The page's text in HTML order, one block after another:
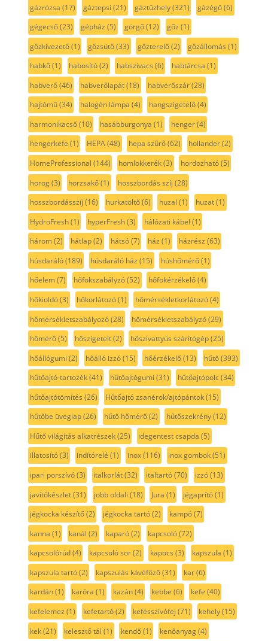
gázrózsa (17) gáztepsi (21) gáztűzhely(321) gázégő(6)
gégecső(23) gépház (5) görgő(12) gőz (1)
gőzkivezető(1) gőzsütő(33) gőzterelő(2) gőzállomás (1)
habkő(1) habosító(2) habszivacs (6) habtárcsa (1)
habverő(46) habverőlapát(18) habverőszár(28)
hajtómű(34) halogén lámpa (4) hangszigetelő(4)
harmonikacső(10) hasábburgonya (1) henger(4)
hengerkefe (1) HEPA(48) hepa szűrő(62) hollander(2)
HomeProfessional (144) homlokkerék(3) hordozható(5)
horog(3) horzsakő(1) hosszbordás szíj (28)
hosszbordásszíj (16) hurkatöltő(6) huzal (1) huzat(1)
HydroFresh(1) hyperFresh(3) hálózati kábel (1)
három(2) hátlap(2) hátsó(7) ház (1) házrész (63)
húsdaráló(189) húsdaráló ház (15) húshőmérő(1)
hőelem(7) hőfokszabályzó(52) hőfokérzékelő(4)
hőkioldó(3) hőkorlátozó(1) hőmérsékletkorlátozó(4)
hőmérsékletszabályozó(28) hőmérsékletszabályzó(29)
hőmérő(5) hőszigetelt(2) hőszivattyús szárítógép(25)
hőállógumi (2) hőálló izzó(15) hőérzékelő(13) hűtő(393)
hűtőajtó-tartozék(41) hűtőajtógumi (31) hűtőajtópolc(34)
hűtőajtótömítés (26) Hűtőajtó zsanérok/ajtópántok(15)
hűtőbe üveglap(26) hűtő hőmérő(2) hűtőszekrény(12)
Hűtő világítás alkatrészek(25) idegentest csapda (5)
illatosító(3) indítórelé (1) inox(116) inox gombok(51)
ipari porszívó(3) italkorlát(32) italtartó(70) izzó(13)
javítókészlet(31) jobb oldali (18) Jura (1) jégaprító(1)
jégkocka készítő(2) jégkocka tartó(2) kampó(7)
kanna (1) kanál (2) kaparó(2) kapcsoló(72)
kapcsolórúd(4) kapcsoló sor(2) kapocs (3) kapszula (1)
kapszula tartó(2) kapszulás kávéfőző(31) kar(6)
kardán(1) karóra (1) kazán(4) kebbe (6) kefe (40)
kefelemez (1) kefetartó(2) kefésszívófej (71) kehely(15)
kek(21) kelesztő tál (1) kendő(1) kenőanyag(4)